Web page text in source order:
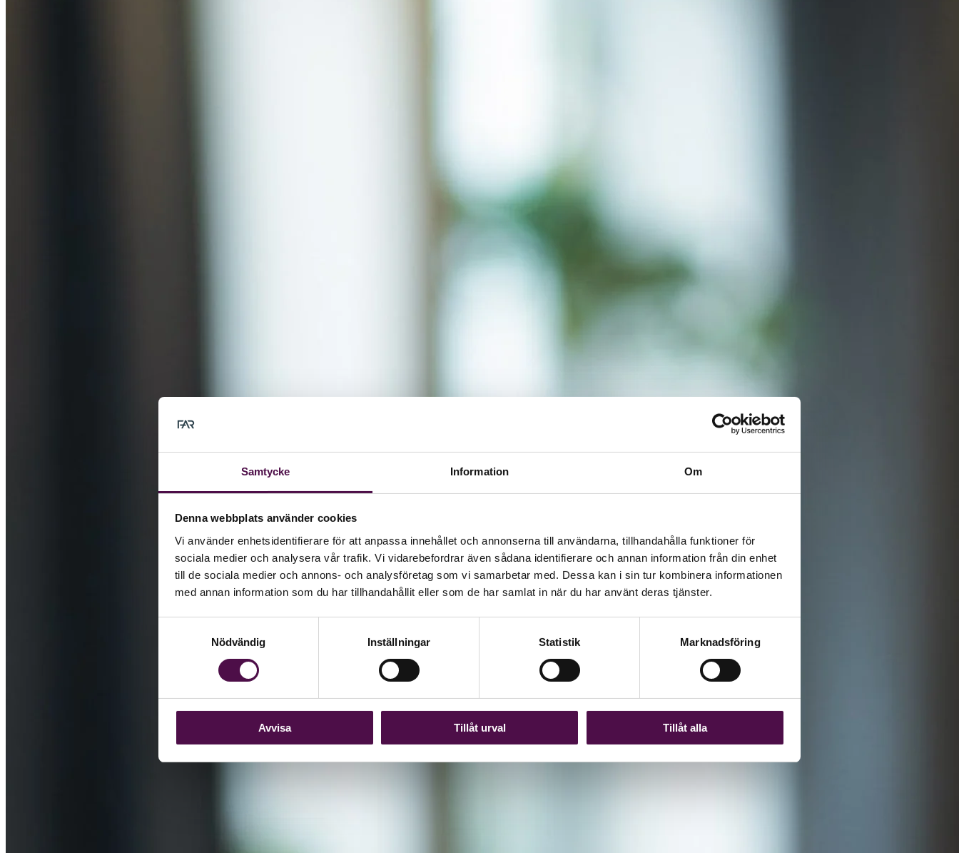
Samtycke Information Om
Denna webbplats använder cookies
Vi använder enhetsidentifierare för att anpassa innehållet och annonserna till användarna, tillhandahålla funktioner för
sociala medier och analysera vår trafik. Vi vidarebefordrar även sådana identifierare och annan information från din enhet
till de sociala medier och annons- och analysföretag som vi samarbetar med. Dessa kan i sin tur kombinera informationen
med annan information som du har tillhandahållit eller som de har samlat in när du har använt deras tjänster.
Nödvändig
Inställningar Statistik Marknadsföring
Avvisa Tillåt urval Tillåt alla